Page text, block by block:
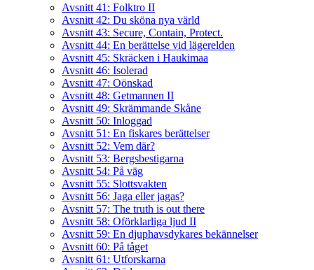
Avsnitt 41: Folktro II
Avsnitt 42: Du sköna nya värld
Avsnitt 43: Secure, Contain, Protect.
Avsnitt 44: En berättelse vid lägerelden
Avsnitt 45: Skräcken i Haukimaa
Avsnitt 46: Isolerad
Avsnitt 47: Oönskad
Avsnitt 48: Getmannen II
Avsnitt 49: Skrämmande Skåne
Avsnitt 50: Inloggad
Avsnitt 51: En fiskares berättelser
Avsnitt 52: Vem där?
Avsnitt 53: Bergsbestigarna
Avsnitt 54: På väg
Avsnitt 55: Slottsvakten
Avsnitt 56: Jaga eller jagas?
Avsnitt 57: The truth is out there
Avsnitt 58: Oförklarliga ljud II
Avsnitt 59: En djuphavsdykares bekännelser
Avsnitt 60: På tåget
Avsnitt 61: Utforskarna